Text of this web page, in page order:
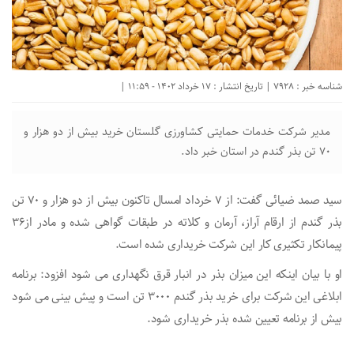
شناسه خبر : 7928 | تاریخ انتشار : 17 خرداد 1402 - 11:59 |
مدیر شرکت خدمات حمایتی کشاورزی گلستان خرید بیش از دو هزار و
۷۰ تن بذر گندم در استان خبر داد.
سید صمد ضیائی گفت: از ۷ خرداد امسال تاکنون بیش از دو هزار و ۷۰ تن
بذر گندم از ارقام آراز، آرمان و کلاته در طبقات گواهی شده و مادر از۳۶
پیمانکار تکثیری کار این شرکت خریداری شده است.
او با بیان اینکه این میزان بذر در انبار قرق نگهداری می شود افزود: برنامه
ابلاغی این شرکت برای خرید بذر گندم ۳۰۰۰ تن است و پیش بینی می‌ شود
بیش از برنامه تعیین شده بذر خریداری شود.